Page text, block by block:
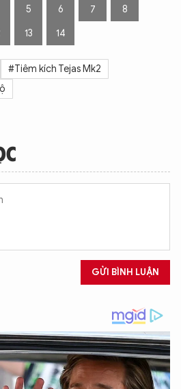
5 6 7 8
13 14
#Tiêm kích Tejas Mk2
GỬI BÌNH LUẬN